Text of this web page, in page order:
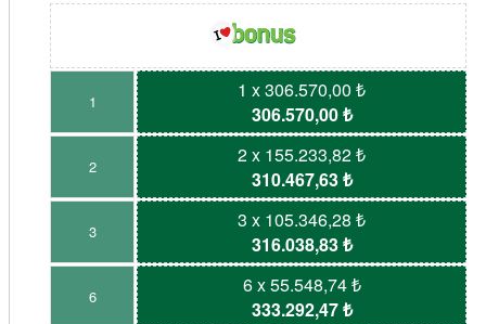
1
1 x 306.570,00 ₺
306.570,00 ₺
2
2 x 155.233,82 ₺
310.467,63 ₺
3
3 x 105.346,28 ₺
316.038,83 ₺
6
6 x 55.548,74 ₺
333.292,47 ₺